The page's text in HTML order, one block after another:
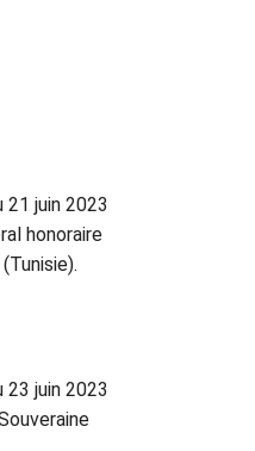
21 juin 2023
honoraire
23 juin 2023